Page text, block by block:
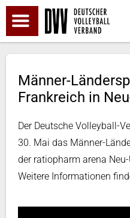
Männer-
Frankreich in
Der Deutsche Volleyball-
30. Mai das Männer-
der ratiopharm arena
Weitere Informationen